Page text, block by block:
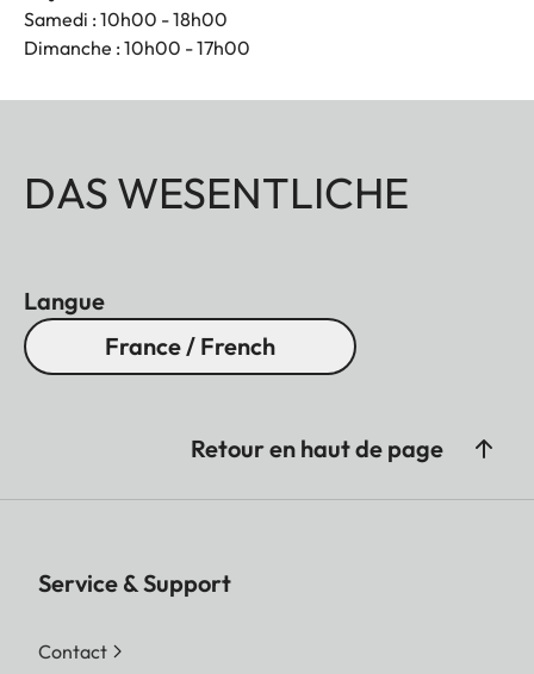
Samedi : 10h00 - 18h00
Dimanche : 10h00 - 17h00
DAS WESENTLICHE
Langue
France / French
Retour en haut de page
Service & Support
Contact